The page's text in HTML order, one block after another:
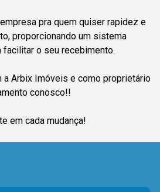
pra quem quiser rapidez e
proporcionando um sistema
facilitar o seu recebimento.
a Arbix Imóveis e como proprietário
conosco!!
em cada mudança!